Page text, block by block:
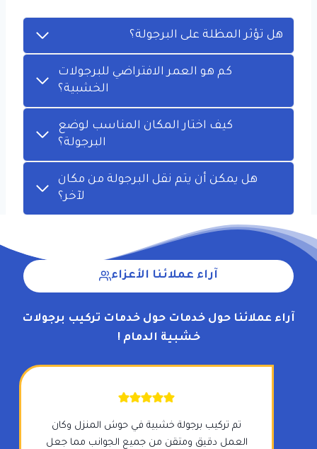
هل تؤثر المظلة على البرجولة؟
كم هو العمر الافتراضي للبرجولات
الخشبية؟
كيف اختار المكان المناسب لوضع
البرجولة؟
هل يمكن أن يتم نقل البرجولة من مكان
لآخر؟
آراء عملائنا الأعزاء
آراء عملائنا حول خدمات حول خدمات تركيب برجولات
خشبية الدمام !
تم تركيب برجولة خشبية في حوش المنزل وكان
العمل دقيق ومتقن من جميع الجوانب مما جعل